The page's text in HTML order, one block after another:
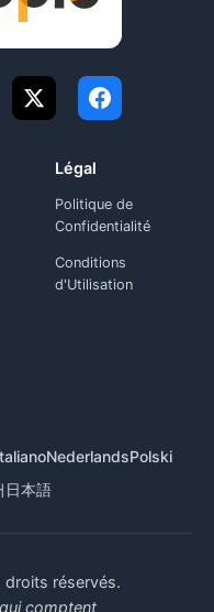
Légal
Politique de
Confidentialité
Conditions
d'Utilisation
NederlandsPolski
日本語
réservés.
comptent